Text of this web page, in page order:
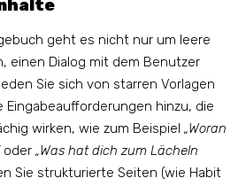
geht es nicht nur um leere
einen Dialog mit dem Benutzer
Sie sich von starren Vorlagen
hinzu, die
wirken, wie zum Beispiel „Woran
oder „Was hat dich zum Lächeln
Sie strukturierte Seiten (wie Habit